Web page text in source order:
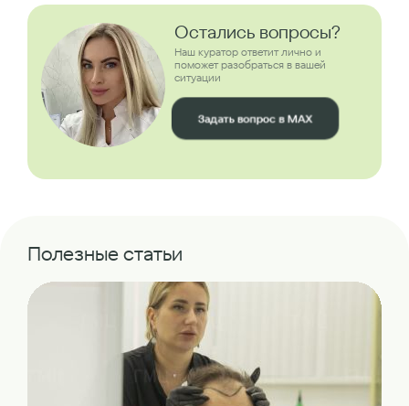
Остались вопросы?
Наш куратор ответит лично и
поможет разобраться в вашей
ситуации
Задать вопрос в MAX
Полезные статьи